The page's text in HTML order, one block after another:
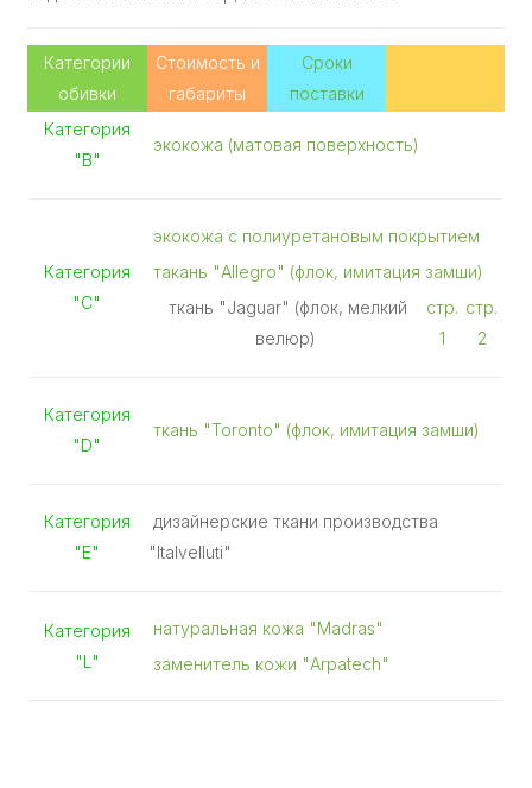
Категории
обивки
Стоимость и
габариты
Сроки
поставки
Категория
"В"
экокожа (матовая поверхность)
Категория
"С"
экокожа с полиуретановым покрытием
такань "Allegro" (флок, имитация замши)
ткань "Jaguar" (флок, мелкий
велюр)
стр.
1
стр.
2
Категория
"D"
ткань "Toronto" (флок, имитация замши)
Категория
"E"
дизайнерские ткани производства
"Italvelluti"
Категория
"L"
натуральная кожа "Madras"
заменитель кожи "Arpatech"